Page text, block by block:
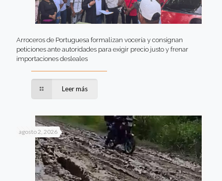
Arroceros de Portuguesa formalizan vocería y consignan
peticiones ante autoridades para exigir precio justo y frenar
importaciones desleales
Leer más
agosto 2, 2026